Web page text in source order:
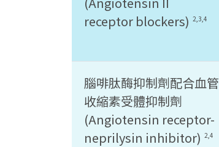
receptor blockers) 2,3,4
腦啡肽酶抑制劑配合血管
收縮素受體抑制劑
(Angiotensin receptor-
neprilysin inhibitor) 2,4